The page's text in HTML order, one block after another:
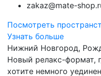
zakaz@mate-
Посмотреть
Узнать больше
Нижний Новгород,
Новый релакс-формат,
хотите немного